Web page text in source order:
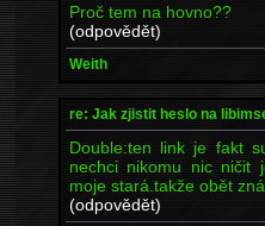
Proč tem na hovno??
(odpovědět)
Weith
re: Jak zjistit heslo na
Double:ten link je fakt
nechci nikomu nic ničit
moje stará.takže obět
(odpovědět)